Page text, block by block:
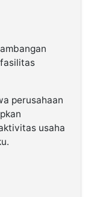
perusahaan
usaha